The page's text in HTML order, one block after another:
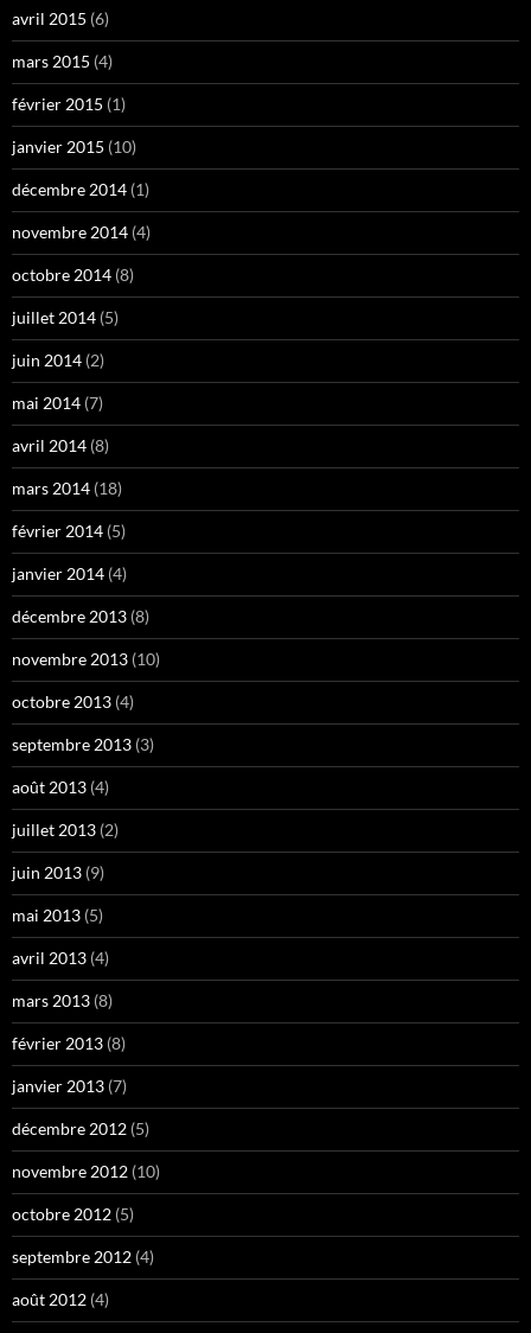
avril 2015 (6)
mars 2015 (4)
février 2015 (1)
janvier 2015 (10)
décembre 2014 (1)
novembre 2014 (4)
octobre 2014 (8)
juillet 2014 (5)
juin 2014 (2)
mai 2014 (7)
avril 2014 (8)
mars 2014 (18)
février 2014 (5)
janvier 2014 (4)
décembre 2013 (8)
novembre 2013 (10)
octobre 2013 (4)
septembre 2013 (3)
août 2013 (4)
juillet 2013 (2)
juin 2013 (9)
mai 2013 (5)
avril 2013 (4)
mars 2013 (8)
février 2013 (8)
janvier 2013 (7)
décembre 2012 (5)
novembre 2012 (10)
octobre 2012 (5)
septembre 2012 (4)
août 2012 (4)